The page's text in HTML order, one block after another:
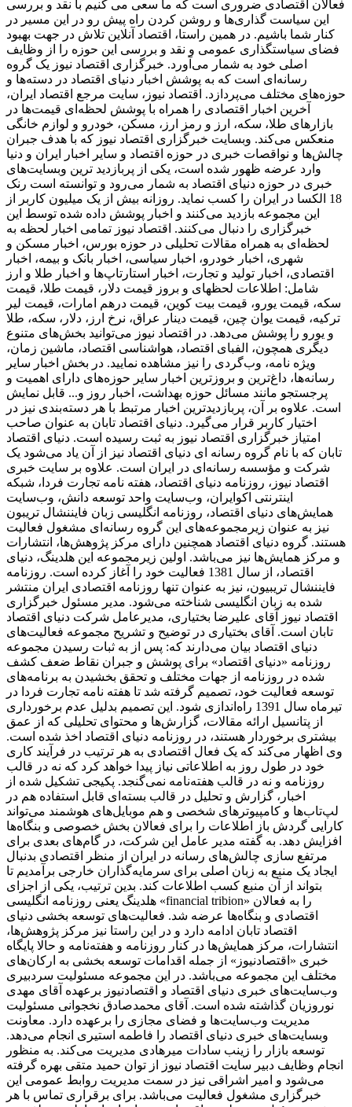
فعالان اقتصادی ضروری است که ما سعی می کنیم با نقد و بررسی
این سیاست گذاری‌ها و روشن کردن راه پیش رو در این مسیر در
کنار شما باشیم. در همین راستا، اقتصاد آنلاین تلاش در جهت بهبود
فضای سیاستگذاری عمومی و نقد و بررسی این حوزه را از وظایف
اصلی خود به شمار می‌آورد. خبرگزاری اقتصاد نیوز یک گروه
رسانه‌ای است که به پوشش اخبار دنیای اقتصاد در دسته‌ها و
حوزه‌های مختلف می‌پردازد. اقتصاد نیوز، سایت مرجع اقتصاد ایران،
آخرین اخبار اقتصادی را همراه با پوشش لحظه‌ای قیمت‌ها در
بازارهای طلا، سکه، ارز و رمز ارز، مسکن، خودرو و لوازم خانگی
منعکس می‌کند. وبسایت خبرگزاری اقتصاد نیوز که با هدف جبران
چالش‌ها و نواقصات خبری در حوزه اقتصاد و سایر اخبار ایران و دنیا
وارد عرضه ظهور شده است، یکی از پربازدید ترین وبسایت‌های
خبری در حوزه دنیای اقتصاد به شمار می‌رود و توانسته است رنک
18 الکسا در ایران را کسب نماید. روزانه بیش از یک میلیون کاربر از
این مجموعه بازدید می‌کنند و اخبار پوشش داده شده توسط این
خبرگزاری را دنبال می‌کنند. اقتصاد نیوز تمامی اخبار لحظه به
لحظه‌ای به همراه مقالات تحلیلی در حوزه بورس، اخبار مسکن و
شهری، اخبار خودرو، اخبار سیاسی، اخبار بانک و بیمه، اخبار
اقتصادی، اخبار تولید و تجارت، اخبار استارتاپ‌ها و اخبار طلا و ارز
شامل: اطلاعات لحظهای و بروز قیمت دلار، قیمت طلا، قیمت
سکه، قیمت یورو، قیمت بیت کوین، قیمت درهم امارات، قیمت لیر
ترکیه، قیمت یوان چین، قیمت دینار عراق، نرخ ارز، دلار، سکه، طلا
و یورو را پوشش می‌دهد. در اقتصاد نیوز می‌توانید بخش‌های متنوع
دیگری همچون، الفبای اقتصاد، هواشناسی اقتصاد، ماشین زمان،
ویژه نامه، وب‌گردی را نیز مشاهده نمایید. در بخش اخبار سایر
رسانه‌ها، داغ‌ترین و بروزترین اخبار سایر حوزه‌های دارای اهمیت و
پرجستجو مانند مسائل حوزه بهداشت، اخبار روز و... قابل نمایش
است. علاوه بر آن، پربازدیدترین اخبار مرتبط با هر دسته‌بندی نیز در
اختیار کاربر قرار می‌گیرد. دنیای اقتصاد تابان به عنوان صاحب
امتیاز خبرگزاری اقتصاد نیوز به ثبت رسیده است. دنیای اقتصاد
تابان که با نام گروه رسانه ای دنیای اقتصاد نیز از آن یاد می‌شود یک
شرکت و مؤسسه رسانه‌ای در ایران است. علاوه بر سایت خبری
اقتصاد نیوز، روزنامه دنیای اقتصاد، هفته ‌نامه تجارت فردا، شبکه
اینترنتی اکوایران، وب‌سایت واحد توسعه دانش، وب‌سایت
همایش‌های دنیای اقتصاد، روزنامه انگلیسی ‌زبان فایننشال تریبون
نیز به عنوان زیرمجموعه‌های این گروه رسانه‌ای مشغول فعالیت
هستند. گروه دنیای اقتصاد همچنین دارای مرکز پژوهش‌ها، انتشارات
و مرکز همایش‌ها نیز می‌باشد. اولین زیرمجموعه این هلدینگ، دنیای
اقتصاد، از سال 1381 فعالیت خود را آغاز کرده است. روزنامه
فایننشال تریبیون، نیز به عنوان تنها روزنامه اقتصادی ایران منتشر
شده به زبان انگلیسی شناخته می‌شود. مدیر مسئول خبرگزاری
اقتصاد نیوز آقای علیرضا بختیاری، مدیرعامل شرکت دنیای اقتصاد
تابان است. آقای بختیاری در توضیح و تشریح مجموعه فعالیت‌های
دنیای اقتصاد بیان می‌دارند که: پس از به ثبات رسیدن مجموعه
روزنامه «دنیای اقتصاد» برای پوشش و جبران نقاط ضعف کشف
شده در روزنامه از جهات مختلف و تحقق بخشیدن به برنامه‌های
توسعه فعالیت خود، تصمیم گرفته شد تا هفته نامه تجارت فردا در
تیرماه سال 1391 راه‌اندازی شود. این تصمیم بدلیل عدم برخورداری
از پتانسیل ارائه مقالات، گزارش‌ها و محتوای تحلیلی که از عمق
بیشتری برخوردار هستند، در روزنامه دنیای اقتصاد اخذ شده است.
وی اظهار می‌کند که یک فعال اقتصادی به هر ترتیب در فرآیند کاری
خود در طول روز به اطلاعاتی نیاز پیدا خواهد کرد که نه در قالب
روزنامه و نه در قالب هفته‌نامه نمی‌گنجد. پکیجی تشکیل شده از
اخبار، گزارش و تحلیل در قالب بسته‌ای قابل استفاده هم در
لپ‌تاب‌ها و کامپیوترهای شخصی و هم موبایل‌های هوشمند می‌تواند
کارایی گردش باز اطلاعات را برای فعالان بخش خصوصی و بنگاه‌ها
افزایش دهد. به گفته مدیر عامل این شرکت، در گام‌های بعدی برای
مرتفع سازی چالش‌های رسانه در ایران از منظر اقتصادی بدنبال
ایجاد یک منبع به زبان اصلی برای سرمایه‌گذاران خارجی برآمدیم تا
بتواند از آن منبع کسب اطلاعات کند. بدین ترتیب، یکی از اجزای
هلدینگ یعنی روزنامه انگلیسی «financial tribion» را به فعالان
اقتصادی و بنگاه‌ها عرضه شد. فعالیت‌های توسعه بخشی دنیای
اقتصاد تابان ادامه دارد و در این راستا نیز مرکز پژوهش‌ها،
انتشارات، مرکز همایش‌ها در کنار روزنامه و هفته‌نامه و حالا پایگاه
خبری «اقتصادنیوز» از جمله اقدامات توسعه بخشی به ارکان‌های
مختلف این مجموعه می‌باشد. در این مجموعه مسئولیت سردبیری
وب‌سایت‌های خبری دنیای اقتصاد و اقتصادنیوز برعهده آقای مهدی
نوروزیان گذاشته شده است. آقای محمدصادق نخجوانی مسئولیت
مدیریت وب‌سایت‌ها و فضای مجازی را برعهده دارد. معاونت
وبسایت‌های خبری دنیای اقتصاد را فاطمه استیری انجام می‌دهد.
توسعه بازار را زینب سادات میرهادی مدیریت می‌کند. به منظور
انجام وظایف دبیر سایت اقتصاد نیوز از توان حمید متقی بهره گرفته
می‌شود و امیر اشراقی نیز در سمت مدیریت روابط عمومی این
خبرگزاری مشغول فعالیت می‌باشد. برای برقراری تماس با هر